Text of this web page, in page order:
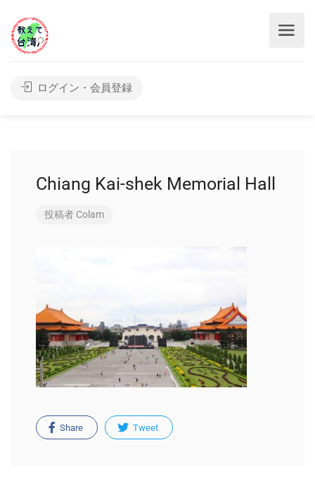
ログイン・会員登録
Chiang Kai-shek Memorial Hall
投稿者 Colam
Share Tweet